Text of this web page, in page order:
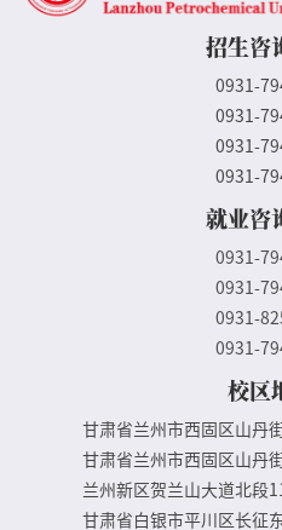
招生咨
0931-
0931-
0931-
0931-
就业咨
0931-
0931-
0931-
0931-
校区
甘肃省兰州市西固区山丹
甘肃省兰州市西固区山丹
兰州新区贺兰山大道北段
甘肃省白银市平川区长征